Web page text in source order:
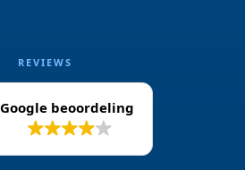
REVIEWS
Google beoordeling